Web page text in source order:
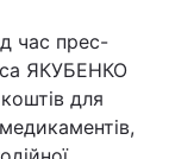
час прес-
ЯКУБЕНКО
для